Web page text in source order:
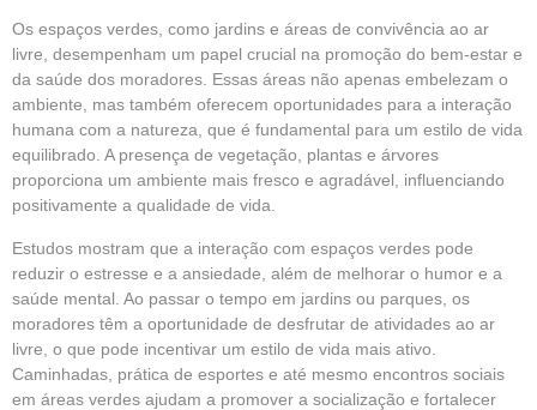
Os espaços verdes, como jardins e áreas de convivência ao ar
livre, desempenham um papel crucial na promoção do bem-estar e
da saúde dos moradores. Essas áreas não apenas embelezam o
ambiente, mas também oferecem oportunidades para a interação
humana com a natureza, que é fundamental para um estilo de vida
equilibrado. A presença de vegetação, plantas e árvores
proporciona um ambiente mais fresco e agradável, influenciando
positivamente a qualidade de vida.
Estudos mostram que a interação com espaços verdes pode
reduzir o estresse e a ansiedade, além de melhorar o humor e a
saúde mental. Ao passar o tempo em jardins ou parques, os
moradores têm a oportunidade de desfrutar de atividades ao ar
livre, o que pode incentivar um estilo de vida mais ativo.
Caminhadas, prática de esportes e até mesmo encontros sociais
em áreas verdes ajudam a promover a socialização e fortalecer